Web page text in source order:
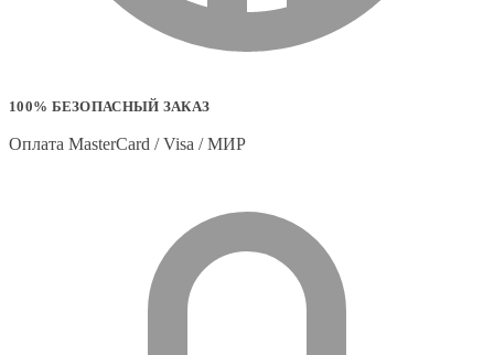
100% БЕЗОПАСНЫЙ ЗАКАЗ
Оплата MasterCard / Visa / МИР